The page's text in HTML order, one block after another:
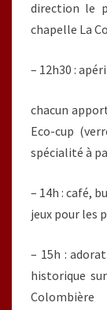
direction le
chapelle La
– 12h30 :
chacun
Eco-cup
spécialité à
– 14h : café,
jeux pour les
– 15h :
historique
Colombière